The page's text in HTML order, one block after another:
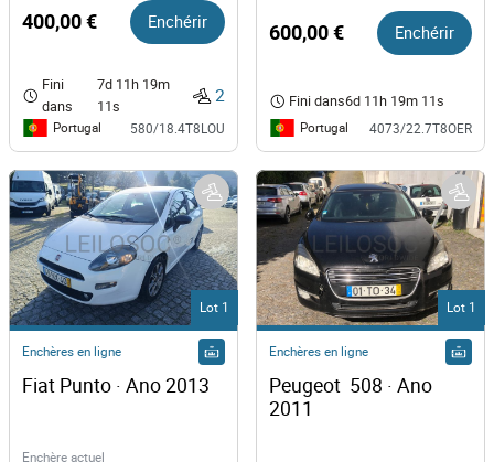
400,00 € Enchérir
Fini
dans
7d 11h 19m
11s
2
Portugal 580/18.4T8LOU
600,00 € Enchérir
Fini dans6d 11h 19m 11s
Portugal 4073/22.7T8OER
Lot 1
Enchères en ligne
Fiat Punto · Ano 2013
Enchère actuel
Lot 1
Enchères en ligne
Peugeot  508 · Ano
2011